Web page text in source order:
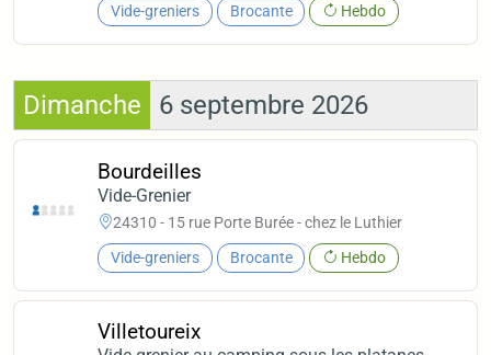
Vide-greniers Brocante Hebdo
Dimanche 6 septembre 2026
Bourdeilles
Vide-Grenier
24310 - 15 rue Porte Burée - chez le Luthier
Vide-greniers Brocante Hebdo
Villetoureix